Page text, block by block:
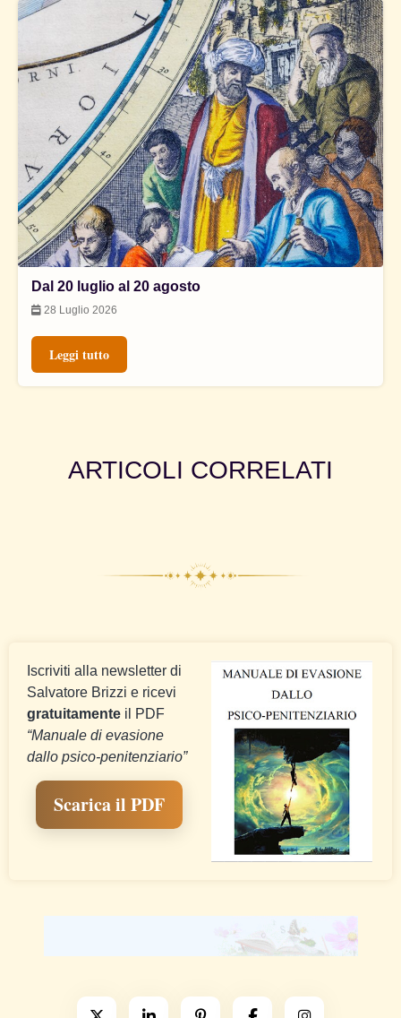
Dal 20 luglio al 20 agosto
28 Luglio 2026
Leggi tutto
ARTICOLI CORRELATI
Iscriviti alla newsletter di
Salvatore Brizzi e ricevi
gratuitamente il PDF
“Manuale di evasione
dallo psico-penitenziario”
Scarica il PDF